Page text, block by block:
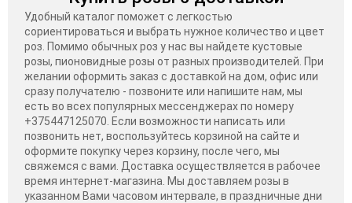
Удобный каталог поможет с легкостью
сориентироваться и выбрать нужное количество и цвет
роз. Помимо обычных роз у нас вы найдете кустовые
розы, пионовидные розы от разных производителей. При
желании оформить заказ с доставкой на дом, офис или
сразу получателю - позвоните или напишите нам, мы
есть во всех популярных мессенджерах по номеру
+375447125070. Если возможности написать или
позвонить нет, воспользуйтесь корзиной на сайте и
оформите покупку через корзину, после чего, мы
свяжемся с вами. Доставка осуществляется в рабочее
время интернет-магазина. Мы доставляем розы в
указанном Вами часовом интервале, в праздничные дни